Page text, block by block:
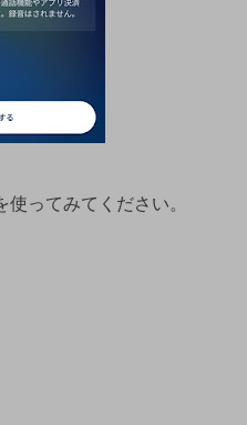
ってみてください。